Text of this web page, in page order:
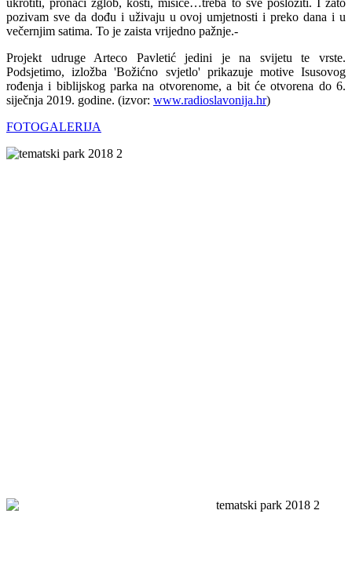
pozivam sve da dođu i uživaju u ovoj umjetnosti i preko dana i u
večernjim satima. To je zaista vrijedno pažnje.-
Projekt udruge Arteco Pavletić jedini je na svijetu te vrste.
Podsjetimo, izložba 'Božićno svjetlo' prikazuje motive Isusovog
rođenja i biblijskog parka na otvorenome, a bit će otvorena do 6.
siječnja 2019. godine. (izvor: www.radioslavonija.hr)
FOTOGALERIJA